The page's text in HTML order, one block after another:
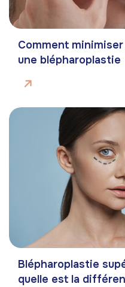
Comment
une blépharoplastie
Blépharoplastie
quelle est la